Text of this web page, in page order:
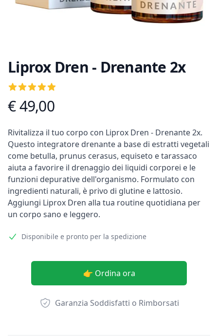
Liprox Dren - Drenante 2x
Recensioni
5out of 5 stars
Informazioni prodotto
€ 49,00
Descrizione
Rivitalizza il tuo corpo con Liprox Dren - Drenante 2x.
Questo integratore drenante a base di estratti vegetali
come betulla, prunus cerasus, equiseto e tarassaco
aiuta a favorire il drenaggio dei liquidi corporei e le
funzioni depurative dell'organismo. Formulato con
ingredienti naturali, è privo di glutine e lattosio.
Aggiungi Liprox Dren alla tua routine quotidiana per
un corpo sano e leggero.
Disponibile e pronto per la spedizione
👉 Ordina ora
Garanzia Soddisfatti o Rimborsati